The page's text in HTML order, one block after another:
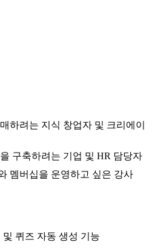
하려는 지식 창업자 및 크리에이
구축하려는 기업 및 HR 담당자
멤버십을 운영하고 싶은 강사
퀴즈 자동 생성 기능